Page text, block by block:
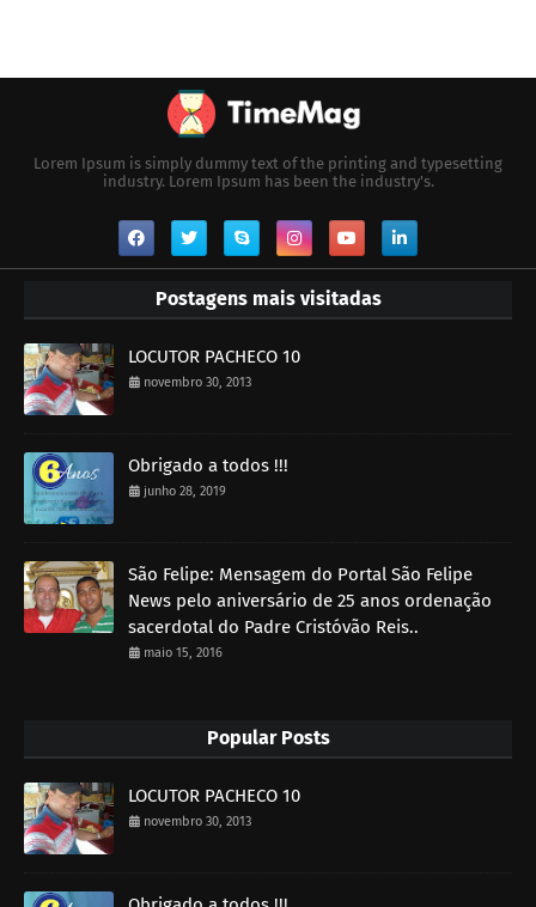
Lorem Ipsum is simply dummy text of the printing and typesetting
industry. Lorem Ipsum has been the industry's.
Postagens mais visitadas
LOCUTOR PACHECO 10
novembro 30, 2013
Obrigado a todos !!!
junho 28, 2019
São Felipe: Mensagem do Portal São Felipe
News pelo aniversário de 25 anos ordenação
sacerdotal do Padre Cristóvão Reis..
maio 15, 2016
Popular Posts
LOCUTOR PACHECO 10
novembro 30, 2013